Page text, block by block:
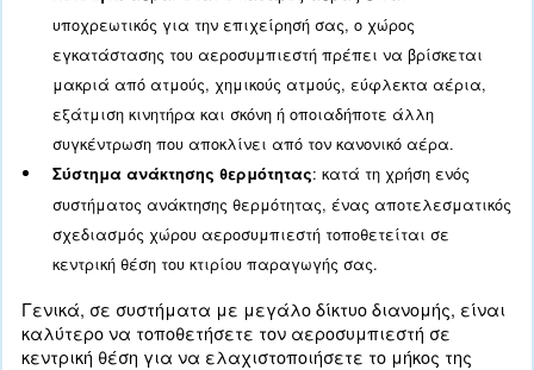
Επίπεδο θορύβου: περισσότεροι
λειτουργούν ταυτόχρονα μπορεί να είναι
Πρέπει να λαμβάνονται υπόψη οι πιθανές
να διασφαλιστεί ένας άνετος χώρος
ορισμένες περιπτώσεις, οι πιο αθόρυβοι
μπορεί να είναι μια καλή προσφορά.
Πτώσηπίεσης: ο σωστός σχεδιασμός του χώρου
εγκατάστασης του αεροσυμπιεστή μειώνει την
πίεσης ελαχιστοποιώντας τον αριθμό των